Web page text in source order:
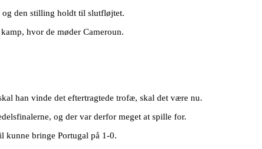
den stilling holdt til slutfløjtet.
hvor de møder Cameroun.
han vinde det eftertragtede trofæ, skal det være nu.
og der var derfor meget at spille for.
kunne bringe Portugal på 1-0.